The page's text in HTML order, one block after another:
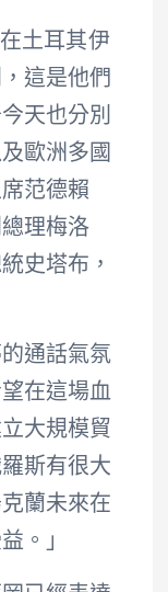
土耳其伊
這是他們
天也分別
歐洲多國
范德賴
理梅洛
史塔布，
通話氣氛
在這場血
大規模貿
斯有很大
蘭未來在
。」